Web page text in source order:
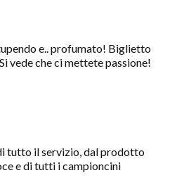
e.. profumato! Biglietto
vede che ci mettete passione!
tutto il servizio, dal prodotto
e di tutti i campioncini